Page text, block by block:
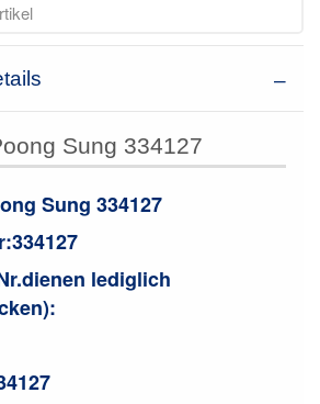
Sung 334127
Sung 334127
lediglich